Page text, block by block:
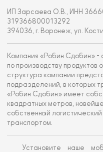
ИП Зарсаева О.В., ИНН
319366800013292
394036, г. Воронеж, ул.
Компания «Робин Сдобин» -
по производству продуктов
структура компании
подразделений, в которых
«Робин Сдобин» имеет
квадратных метров,
собственный
транспортом.
Установите наше